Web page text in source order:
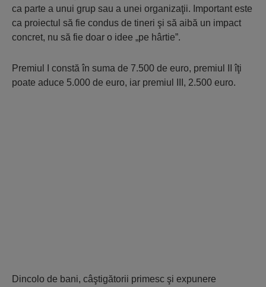
ca parte a unui grup sau a unei organizaţii. Important este
ca proiectul să fie condus de tineri şi să aibă un impact
concret, nu să fie doar o idee „pe hârtie”.
Premiul I constă în suma de 7.500 de euro, premiul II îţi
poate aduce 5.000 de euro, iar premiul III, 2.500 euro.
Dincolo de bani, câştigătorii primesc şi expunere